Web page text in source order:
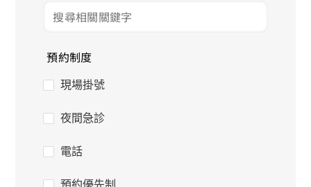
預約制度
現場掛號
夜間急診
電話
預約優先制